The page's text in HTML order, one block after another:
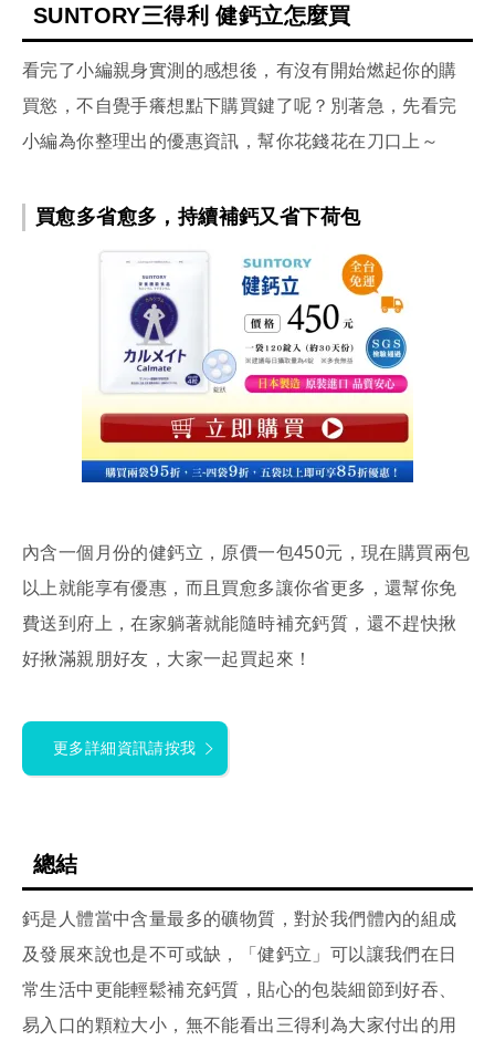
SUNTORY三得利 健鈣立怎麼買
看完了小編親身實測的感想後，有沒有開始燃起你的購
買慾，不自覺手癢想點下購買鍵了呢？別著急，先看完
小編為你整理出的優惠資訊，幫你花錢花在刀口上～
買愈多省愈多，持續補鈣又省下荷包
內含一個月份的健鈣立，原價一包450元，現在購買兩包
以上就能享有優惠，而且買愈多讓你省更多，還幫你免
費送到府上，在家躺著就能隨時補充鈣質，還不趕快揪
好揪滿親朋好友，大家一起買起來！
更多詳細資訊請按我
總結
鈣是人體當中含量最多的礦物質，對於我們體內的組成
及發展來說也是不可或缺，「健鈣立」可以讓我們在日
常生活中更能輕鬆補充鈣質，貼心的包裝細節到好吞、
易入口的顆粒大小，無不能看出三得利為大家付出的用